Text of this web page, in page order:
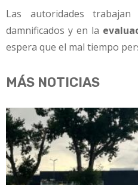
Las autoridades
damnificados y en la
espera que el mal tiempo
MÁS NOTICIAS